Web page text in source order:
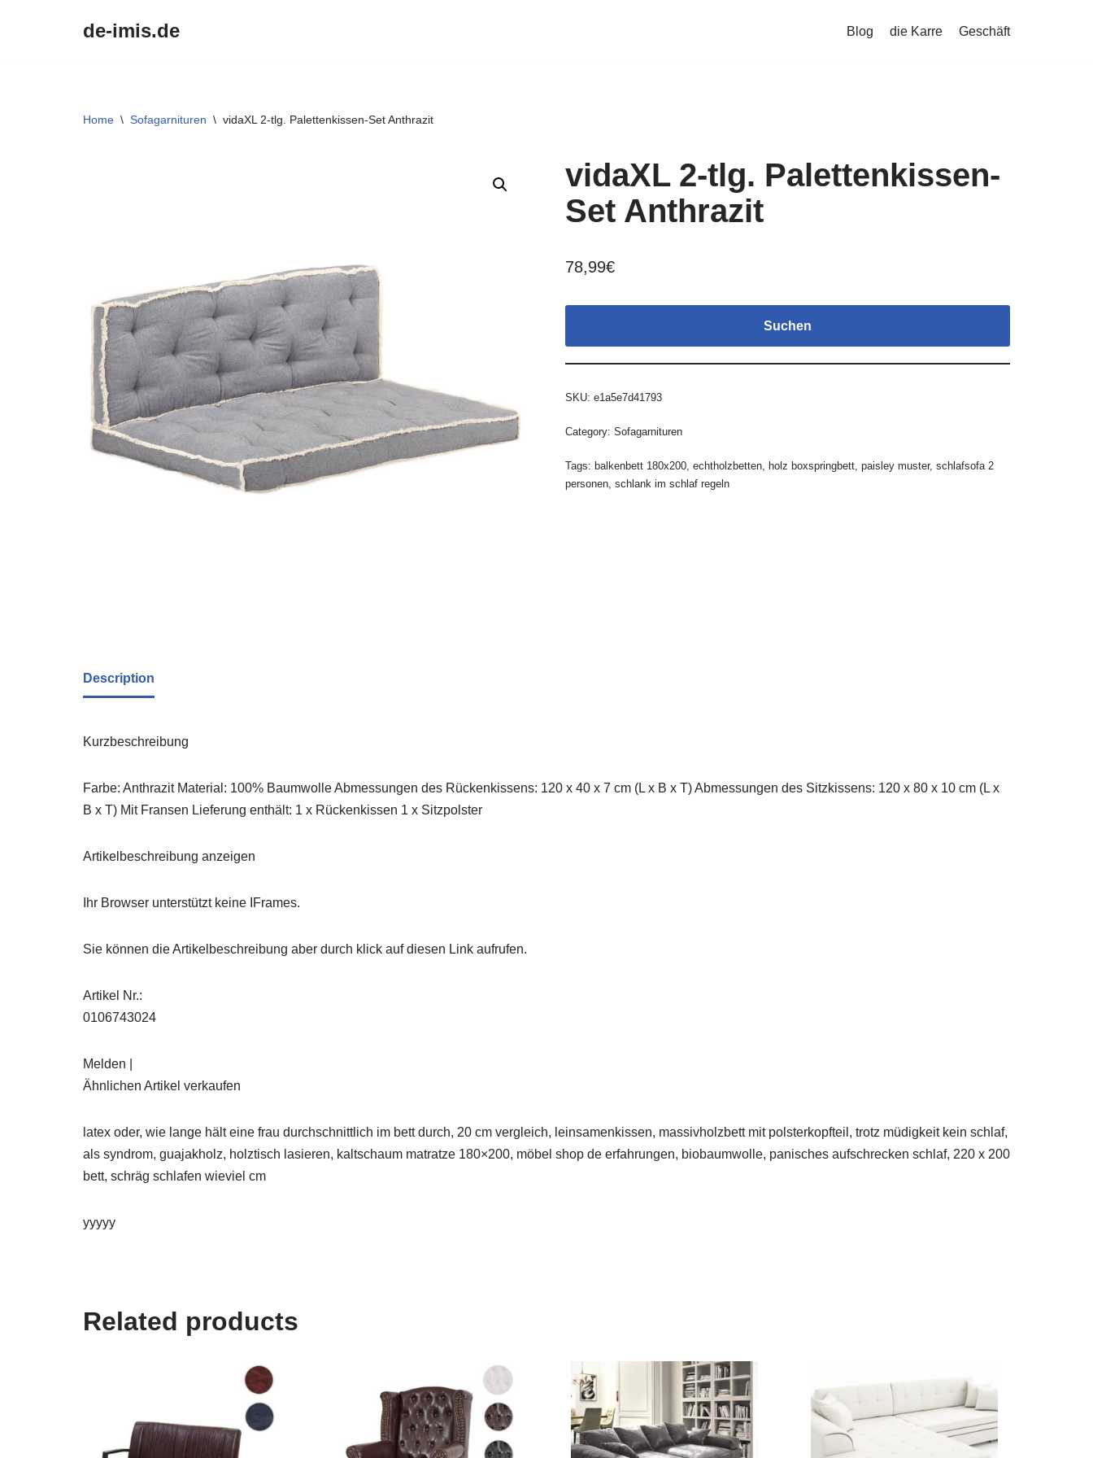
de-imis.de Blog die Karre Geschäft
Home \ Sofagarnituren \ vidaXL 2-tlg. Palettenkissen-Set Anthrazit
vidaXL 2-tlg. Palettenkissen-
Set Anthrazit
78,99€
Suchen
SKU: e1a5e7d41793
Category: Sofagarnituren
Tags: balkenbett 180x200, echtholzbetten, holz boxspringbett, paisley muster, schlafsofa 2
personen, schlank im schlaf regeln
Description
Kurzbeschreibung
Farbe: Anthrazit Material: 100% Baumwolle Abmessungen des Rückenkissens: 120 x 40 x 7 cm (L x B x T) Abmessungen des Sitzkissens: 120 x 80 x 10 cm (L x
B x T) Mit Fransen Lieferung enthält: 1 x Rückenkissen 1 x Sitzpolster
Artikelbeschreibung anzeigen
Ihr Browser unterstützt keine IFrames.
Sie können die Artikelbeschreibung aber durch klick auf diesen Link aufrufen.
Artikel Nr.:
0106743024
Melden |
Ähnlichen Artikel verkaufen
latex oder, wie lange hält eine frau durchschnittlich im bett durch, 20 cm vergleich, leinsamenkissen, massivholzbett mit polsterkopfteil, trotz müdigkeit kein schlaf,
als syndrom, guajakholz, holztisch lasieren, kaltschaum matratze 180×200, möbel shop de erfahrungen, biobaumwolle, panisches aufschrecken schlaf, 220 x 200
bett, schräg schlafen wieviel cm
yyyyy
Related products